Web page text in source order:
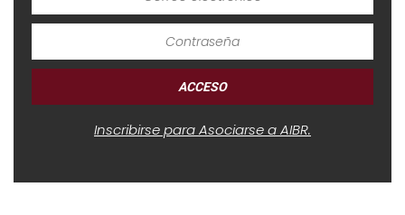
Inscribirse para Asociarse a AIBR.